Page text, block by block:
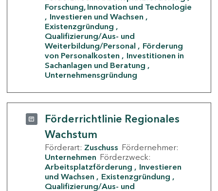
Forschung, Innovation und Technologie
Investieren und Wachsen
Existenzgründung
Qualifizierung/Aus- und
Weiterbildung/Personal
Förderung
von Personalkosten
Investitionen in
Sachanlagen und Beratung
Unternehmensgründung
Förderrichtlinie Regionales
Wachstum
Förderart: Zuschuss Fördernehmer:
Unternehmen Förderzweck:
Arbeitsplatzförderung
Investieren
und Wachsen
Existenzgründung
Qualifizierung/Aus- und